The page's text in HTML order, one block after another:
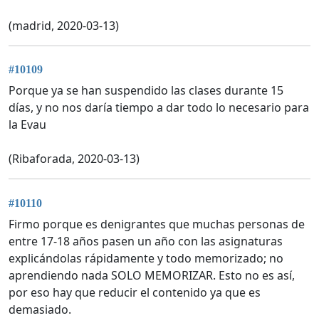
(madrid, 2020-03-13)
#10109
Porque ya se han suspendido las clases durante 15
días, y no nos daría tiempo a dar todo lo necesario para
la Evau
(Ribaforada, 2020-03-13)
#10110
Firmo porque es denigrantes que muchas personas de
entre 17-18 años pasen un año con las asignaturas
explicándolas rápidamente y todo memorizado; no
aprendiendo nada SOLO MEMORIZAR. Esto no es así,
por eso hay que reducir el contenido ya que es
demasiado.